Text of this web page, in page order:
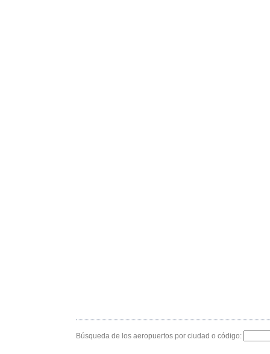
Búsqueda de los aeropuertos por ciudad o código: